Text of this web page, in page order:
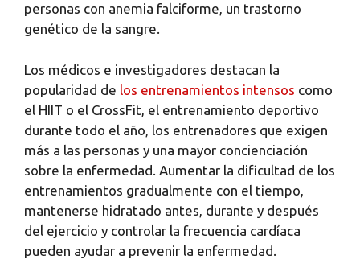
personas con anemia falciforme, un trastorno
genético de la sangre.
Los médicos e investigadores destacan la
popularidad de los entrenamientos intensos como
el HIIT o el CrossFit, el entrenamiento deportivo
durante todo el año, los entrenadores que exigen
más a las personas y una mayor concienciación
sobre la enfermedad. Aumentar la dificultad de los
entrenamientos gradualmente con el tiempo,
mantenerse hidratado antes, durante y después
del ejercicio y controlar la frecuencia cardíaca
pueden ayudar a prevenir la enfermedad.